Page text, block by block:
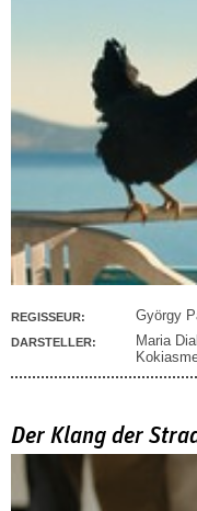
REGISSEUR: György
DARSTELLER: Maria
Der Klang der